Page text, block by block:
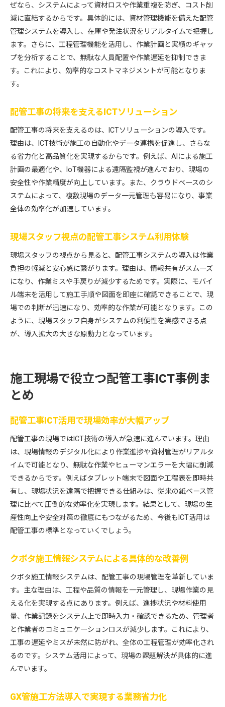
ぜなら、システムによって資材ロスや作業重複を防ぎ、コスト削
減に直結するからです。具体的には、資材管理機能を備えた配管
管理システムを導入し、在庫や発注状況をリアルタイムで把握し
ます。さらに、工程管理機能を活用し、作業計画と実績のギャッ
プを分析することで、無駄な人員配置や作業遅延を抑制できま
す。これにより、効率的なコストマネジメントが可能となりま
す。
配管工事の将来を支えるICTソリューション
配管工事の将来を支えるのは、ICTソリューションの導入です。
理由は、ICT技術が施工の自動化やデータ連携を促進し、さらな
る省力化と高品質化を実現するからです。例えば、AIによる施工
計画の最適化や、IoT機器による遠隔監視が進んでおり、現場の
安全性や作業精度が向上しています。また、クラウドベースのシ
ステムによって、複数現場のデータ一元管理も容易になり、事業
全体の効率化が加速しています。
現場スタッフ視点の配管工事システム利用体験
現場スタッフの視点から見ると、配管工事システムの導入は作業
負担の軽減と安心感に繋がります。理由は、情報共有がスムーズ
になり、作業ミスや手戻りが減少するためです。実際に、モバイ
ル端末を活用して施工手順や図面を即座に確認できることで、現
場での判断が迅速になり、効率的な作業が可能となります。この
ように、現場スタッフ自身がシステムの利便性を実感できる点
が、導入拡大の大きな原動力となっています。
施工現場で役立つ配管工事ICT事例ま
とめ
配管工事ICT活用で現場効率が大幅アップ
配管工事の現場ではICT技術の導入が急速に進んでいます。理由
は、現場情報のデジタル化により作業進捗や資材管理がリアルタ
イムで可能となり、無駄な作業やヒューマンエラーを大幅に削減
できるからです。例えばタブレット端末で図面や工程表を即時共
有し、現場状況を遠隔で把握できる仕組みは、従来の紙ベース管
理に比べて圧倒的な効率化を実現します。結果として、現場の生
産性向上や安全対策の徹底にもつながるため、今後もICT活用は
配管工事の標準となっていくでしょう。
クボタ施工情報システムによる具体的な改善例
クボタ施工情報システムは、配管工事の現場管理を革新していま
す。主な理由は、工程や品質の情報を一元管理し、現場作業の見
える化を実現する点にあります。例えば、進捗状況や材料使用
量、作業記録をシステム上で即時入力・確認できるため、管理者
と作業者のコミュニケーションロスが減少します。これにより、
工事の遅延やミスが未然に防がれ、全体の工程管理が効率化され
るのです。システム活用によって、現場の課題解決が具体的に進
んでいます。
GX管施工方法導入で実現する業務省力化